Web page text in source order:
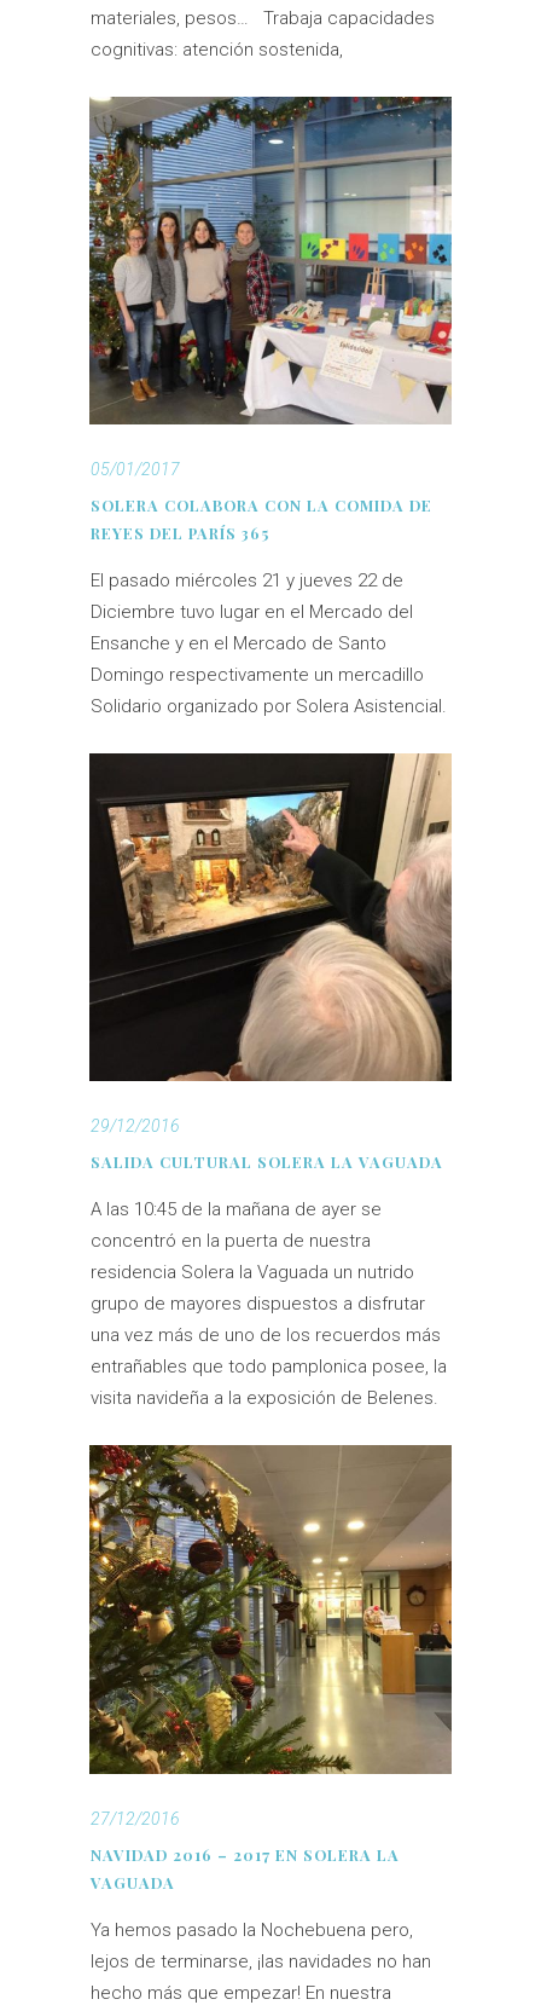
materiales, pesos… Trabaja capacidades
cognitivas: atención sostenida,
05/01/2017
SOLERA COLABORA CON LA COMIDA DE
REYES DEL PARÍS 365
El pasado miércoles 21 y jueves 22 de
Diciembre tuvo lugar en el Mercado del
Ensanche y en el Mercado de Santo
Domingo respectivamente un mercadillo
Solidario organizado por Solera Asistencial.
29/12/2016
SALIDA CULTURAL SOLERA LA VAGUADA
A las 10:45 de la mañana de ayer se
concentró en la puerta de nuestra
residencia Solera la Vaguada un nutrido
grupo de mayores dispuestos a disfrutar
una vez más de uno de los recuerdos más
entrañables que todo pamplonica posee, la
visita navideña a la exposición de Belenes.
27/12/2016
NAVIDAD 2016 – 2017 EN SOLERA LA
VAGUADA
Ya hemos pasado la Nochebuena pero,
lejos de terminarse, ¡las navidades no han
hecho más que empezar! En nuestra